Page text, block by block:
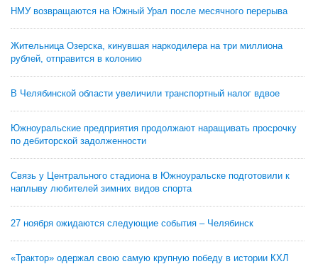
НМУ возвращаются на Южный Урал после месячного перерыва
Жительница Озерска, кинувшая наркодилера на три миллиона
рублей, отправится в колонию
В Челябинской области увеличили транспортный налог вдвое
Южноуральские предприятия продолжают наращивать просрочку
по дебиторской задолженности
Связь у Центрального стадиона в Южноуральске подготовили к
наплыву любителей зимних видов спорта
27 ноября ожидаются следующие события – Челябинск
«Трактор» одержал свою самую крупную победу в истории КХЛ